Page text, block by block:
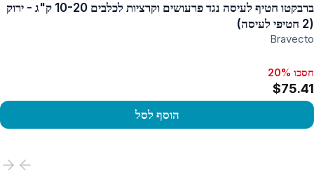
ברבקטו חטיף לעיסה נגד פרעושים וקרציות לכלבים 10-20 ק"ג - ירוק
(2 חטיפי לעיסה)
Bravecto
חסכו 20%
$75.41
הוסף לסל
חסכו 20%, $27.56